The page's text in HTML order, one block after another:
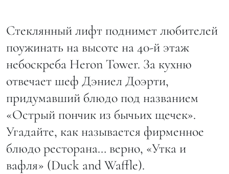
Стеклянный лифт поднимет любителей
поужинать на высоте на 40-й этаж
небоскреба Heron Tower. За кухню
отвечает шеф Дэниел Доэрти,
придумавший блюдо под названием
«Острый пончик из бычьих щечек».
Угадайте, как называется фирменное
блюдо ресторана… верно, «Утка и
вафля» (Duck and Waffle).